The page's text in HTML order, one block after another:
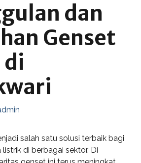
dan
Genset
di
salah satu solusi terbaik bagi
di berbagai sektor. Di